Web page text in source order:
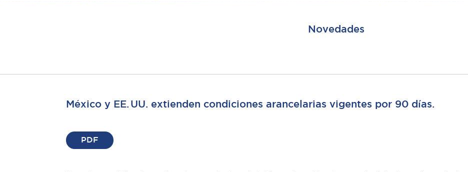
Novedades
México y EE. UU. extienden condiciones arancelarias vigentes por 90 días.
PDF